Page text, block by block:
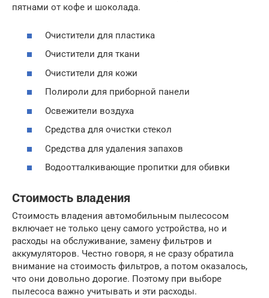
пятнами от кофе и шоколада.
Очистители для пластика
Очистители для ткани
Очистители для кожи
Полироли для приборной панели
Освежители воздуха
Средства для очистки стекол
Средства для удаления запахов
Водоотталкивающие пропитки для обивки
Стоимость владения
Стоимость владения автомобильным пылесосом
включает не только цену самого устройства, но и
расходы на обслуживание, замену фильтров и
аккумуляторов. Честно говоря, я не сразу обратила
внимание на стоимость фильтров, а потом оказалось,
что они довольно дорогие. Поэтому при выборе
пылесоса важно учитывать и эти расходы.